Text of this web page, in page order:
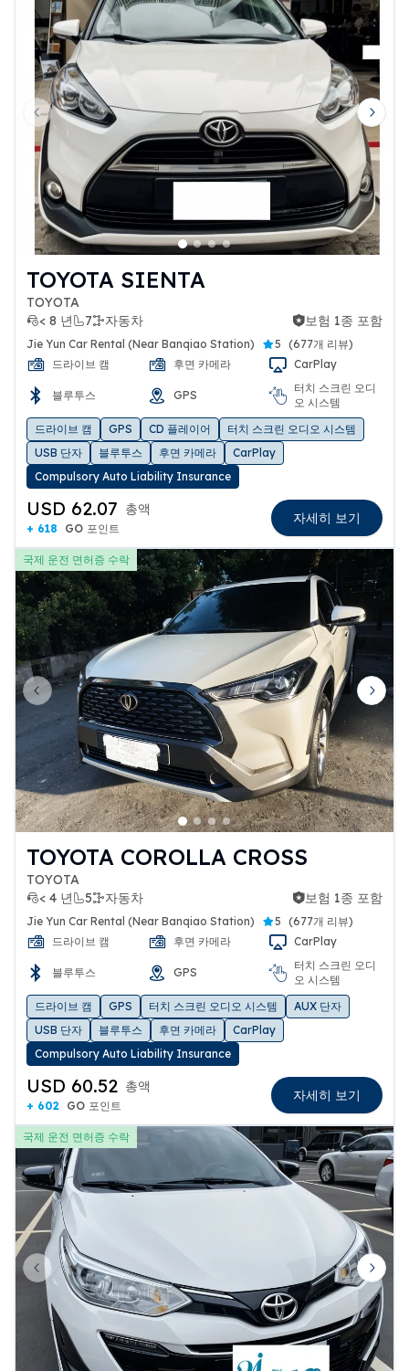
Previous slide Next
TOYOTA SIENTA
TOYOTA
< 8 년
7 자동차
보험 1종 포함 보험 1종 포함
Jie Yun Car Rental (Near Banqiao Station) 5 (677개 리뷰)
드라이브 캠
후면 카메라 CarPlay
블루투스 GPS
터치 스크린 오디
오 시스템
드라이브 캠
GPS CD 플레이어
터치 스크린 오디오 시스템
USB 단자
블루투스 후면 카메라
CarPlay
Compulsory Auto Liability Insurance
USD 62.07 총액
+ 618 GO 포인트
자세히 보기
국제 운전 면허증 수락
Previous slide Next
TOYOTA COROLLA CROSS
TOYOTA
< 4 년
5 자동차
보험 1종 포함 보험 1종 포함
Jie Yun Car Rental (Near Banqiao Station) 5 (677개 리뷰)
드라이브 캠
후면 카메라 CarPlay
블루투스 GPS
터치 스크린 오디
오 시스템
드라이브 캠
GPS 터치 스크린 오디오 시스템
AUX 단자
USB 단자
블루투스 후면 카메라
CarPlay
Compulsory Auto Liability Insurance
USD 60.52 총액
+ 602 GO 포인트
자세히 보기
국제 운전 면허증 수락
Previous slide Next